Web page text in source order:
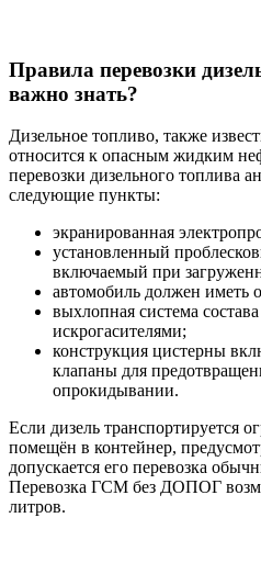
Правила перевозки
важно знать?
Дизельное топливо, также
относится к опасным жидким
перевозки дизельного топлива
следующие пункты:
экранированная
установленный
включаемый при
автомобиль должен иметь
выхлопная система
искрогасителями;
конструкция цистерны
клапаны для
опрокидывании.
Если дизель транспортируется
помещён в контейнер,
допускается его перевозка
Перевозка ГСМ без ДОПОГ
литров.